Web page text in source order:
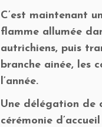
C’est maintenant
flamme allumée
autrichiens, puis
branche ainée, les
l’année.
Une délégation de
cérémonie